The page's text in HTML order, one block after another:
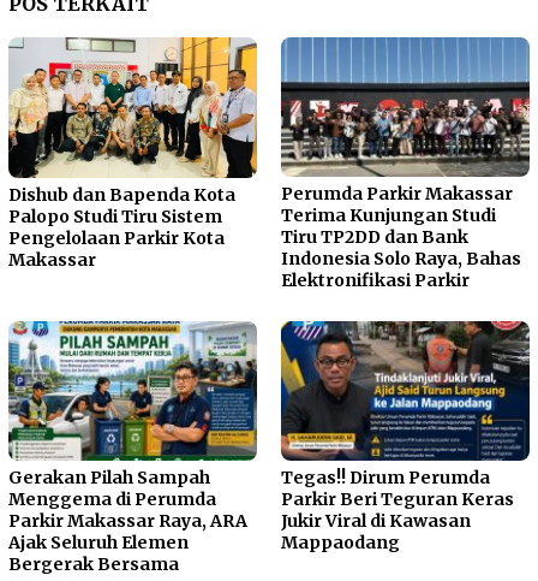
Dishub dan Bapenda Kota
Palopo Studi Tiru Sistem
Pengelolaan Parkir Kota
Makassar
Perumda Parkir Makassar
Terima Kunjungan Studi
Tiru TP2DD dan Bank
Indonesia Solo Raya, Bahas
Elektronifikasi Parkir
Gerakan Pilah Sampah
Menggema di Perumda
Parkir Makassar Raya, ARA
Ajak Seluruh Elemen
Bergerak Bersama
Tegas!! Dirum Perumda
Parkir Beri Teguran Keras
Jukir Viral di Kawasan
Mappaodang